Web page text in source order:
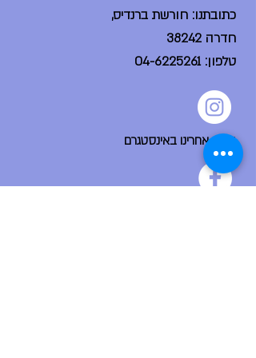
כתובתנו: חורשת ברנדיס,
חדרה 38242
טלפון:04-6225261
עקבו אחרינו באינסטגרם